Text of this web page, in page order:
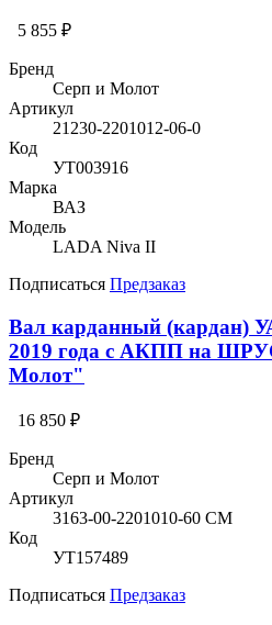
5 855 ₽
Бренд
Серп и Молот
Артикул
21230-2201012-06-0
Код
УТ003916
Марка
ВАЗ
Модель
LADA Niva II
Подписаться Предзаказ
Вал карданный (кардан)
2019 года с АКПП на
Молот"
16 850 ₽
Бренд
Серп и Молот
Артикул
3163-00-2201010-60 СМ
Код
УТ157489
Подписаться Предзаказ